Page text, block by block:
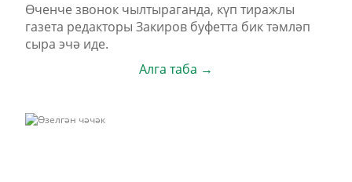
Өченче звонок чылтыраганда, күп тиражлы
газета редакторы Закиров буфетта бик тәмләп
сыра эчә иде.
Алга таба →